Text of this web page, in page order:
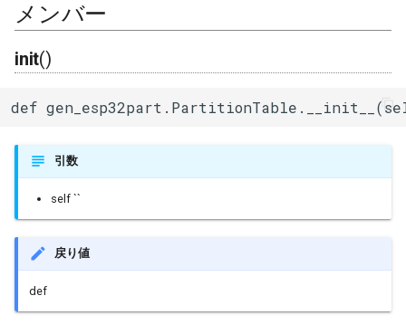
find_by_type()
find_by_name()
verify()
flash_size()
to_binary()
to_csv()
センサー
ワイヤレス
DAC
EEPROM
SPI
低レベルI2C
PWM(LEDC)
ログ(Log)
ピンマトリクス(pinMatrix)
赤外線送受信(RMT)
SigmaDelta変調(sigmaDelta)
i2c
i2s
portmacro
キュー(queue)
I2C
I2S(Inter-IC Sound)
内蔵赤色LED
PWM(LED Control)
パルスカウンタ(PCNT)
赤外線送受信(Remote
CloudMQTT
Heroku
Machinist
ThingSpeak
SPI Flash
ザからセット
多言語(日本語)フォント表示
メンバー
init()
def
引数
self ``
戻り値
def